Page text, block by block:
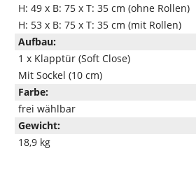
H: 49 x B: 75 x T: 35 cm (ohne Rollen)
H: 53 x B: 75 x T: 35 cm (mit Rollen)
Aufbau:
1 x Klapptür (Soft Close)
Mit Sockel (10 cm)
Farbe:
frei wählbar
Gewicht:
18,9 kg